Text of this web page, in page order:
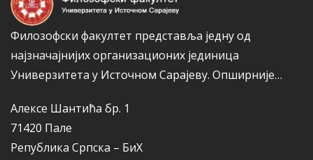
Филозофски факултет представља једну од
најзначајнијих организационих јединица
Универзитета у Источном Сарајеву. Опширније…
Алексе Шантића бр. 1
71420 Пале
Република Српска – БиХ